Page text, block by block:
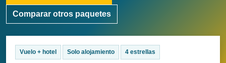
Comparar otros paquetes
Vuelo + hotel Solo alojamiento 4 estrellas